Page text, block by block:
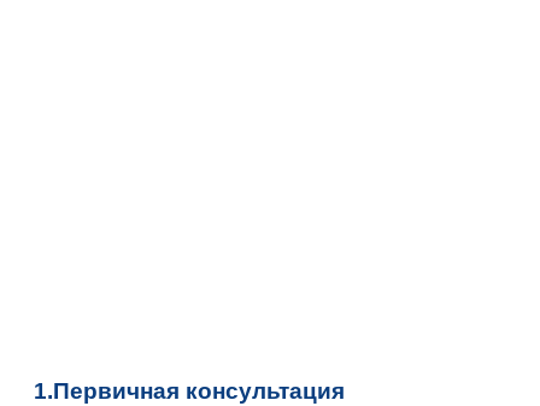
1.Первичная консультация